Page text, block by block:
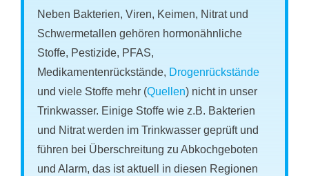
Neben Bakterien, Viren, Keimen, Nitrat und
Schwermetallen gehören hormonähnliche
Stoffe, Pestizide, PFAS,
Medikamentenrückstände, Drogenrückstände
und viele Stoffe mehr (Quellen) nicht in unser
Trinkwasser. Einige Stoffe wie z.B. Bakterien
und Nitrat werden im Trinkwasser geprüft und
führen bei Überschreitung zu Abkochgeboten
und Alarm, das ist aktuell in diesen Regionen